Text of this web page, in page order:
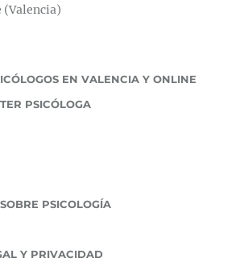
EN VALENCIA Y ONLINE
PSICÓLOGA
PSICOLOGÍA
Y PRIVACIDAD